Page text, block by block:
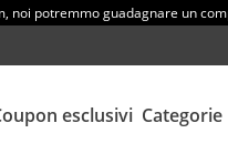
noi potremmo guadagnare un
esclusivi Categorie